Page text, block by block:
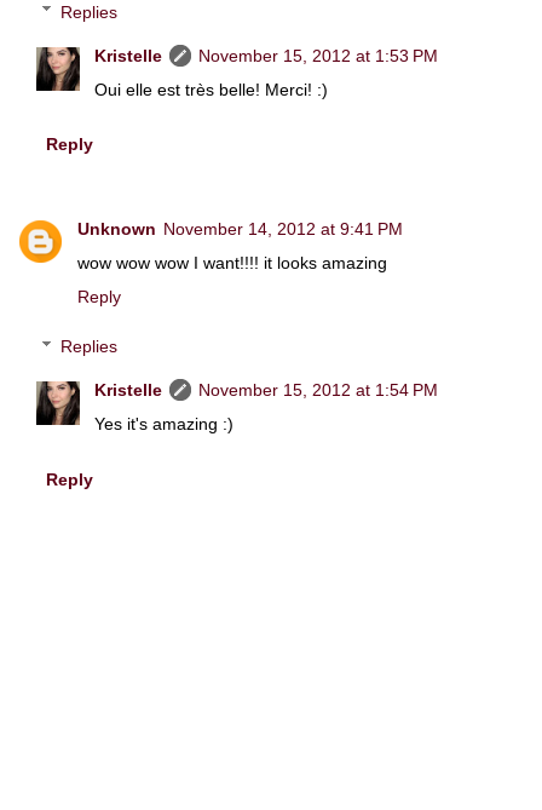
Replies
Kristelle
November 15, 2012 at 1:53 PM
Oui elle est très belle! Merci! :)
Reply
Unknown November 14, 2012 at 9:41 PM
wow wow wow I want!!!! it looks amazing
Reply
Replies
Kristelle
November 15, 2012 at 1:54 PM
Yes it's amazing :)
Reply